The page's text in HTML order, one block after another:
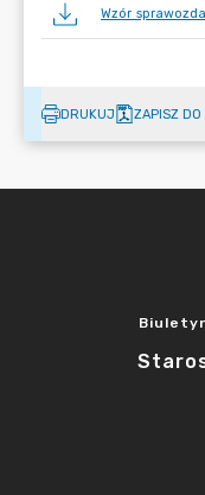
Wzór
DRUKUJ ZAPISZ DO